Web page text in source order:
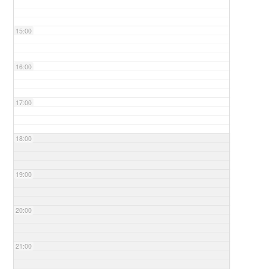
15:00
16:00
17:00
18:00
19:00
20:00
21:00